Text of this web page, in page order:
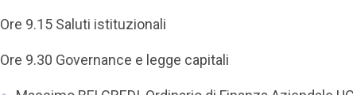
Ore 9.15 Saluti istituzionali
Ore 9.30 Governance e legge capitali